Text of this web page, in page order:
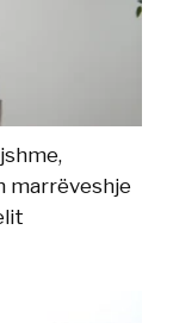
marrëveshje